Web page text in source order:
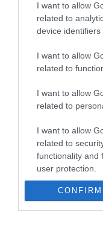
I want to allow
related to
device identifiers
I want to allow
related to
I want to allow
related to
I want to allow
related to
functionality and
user protection.
CONFIRM
Nagy erőkkel
kormány
Kenyában
Második
bukkant elő a
A Tisza-frakció
az
14:02
Szomjazó
megható
12:56
Megható